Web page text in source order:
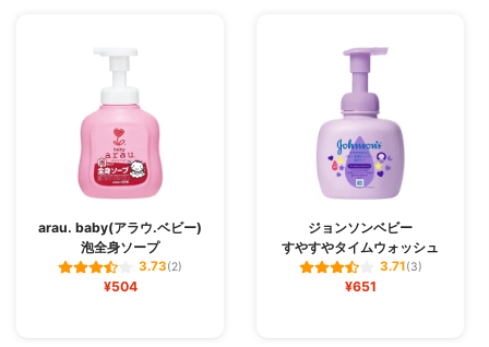
arau. baby(アラウ.ベビー)
泡全身ソープ
3.73(2)
¥504
ジョンソンベビー
すやすやタイムウォッシュ
3.71(3)
¥651